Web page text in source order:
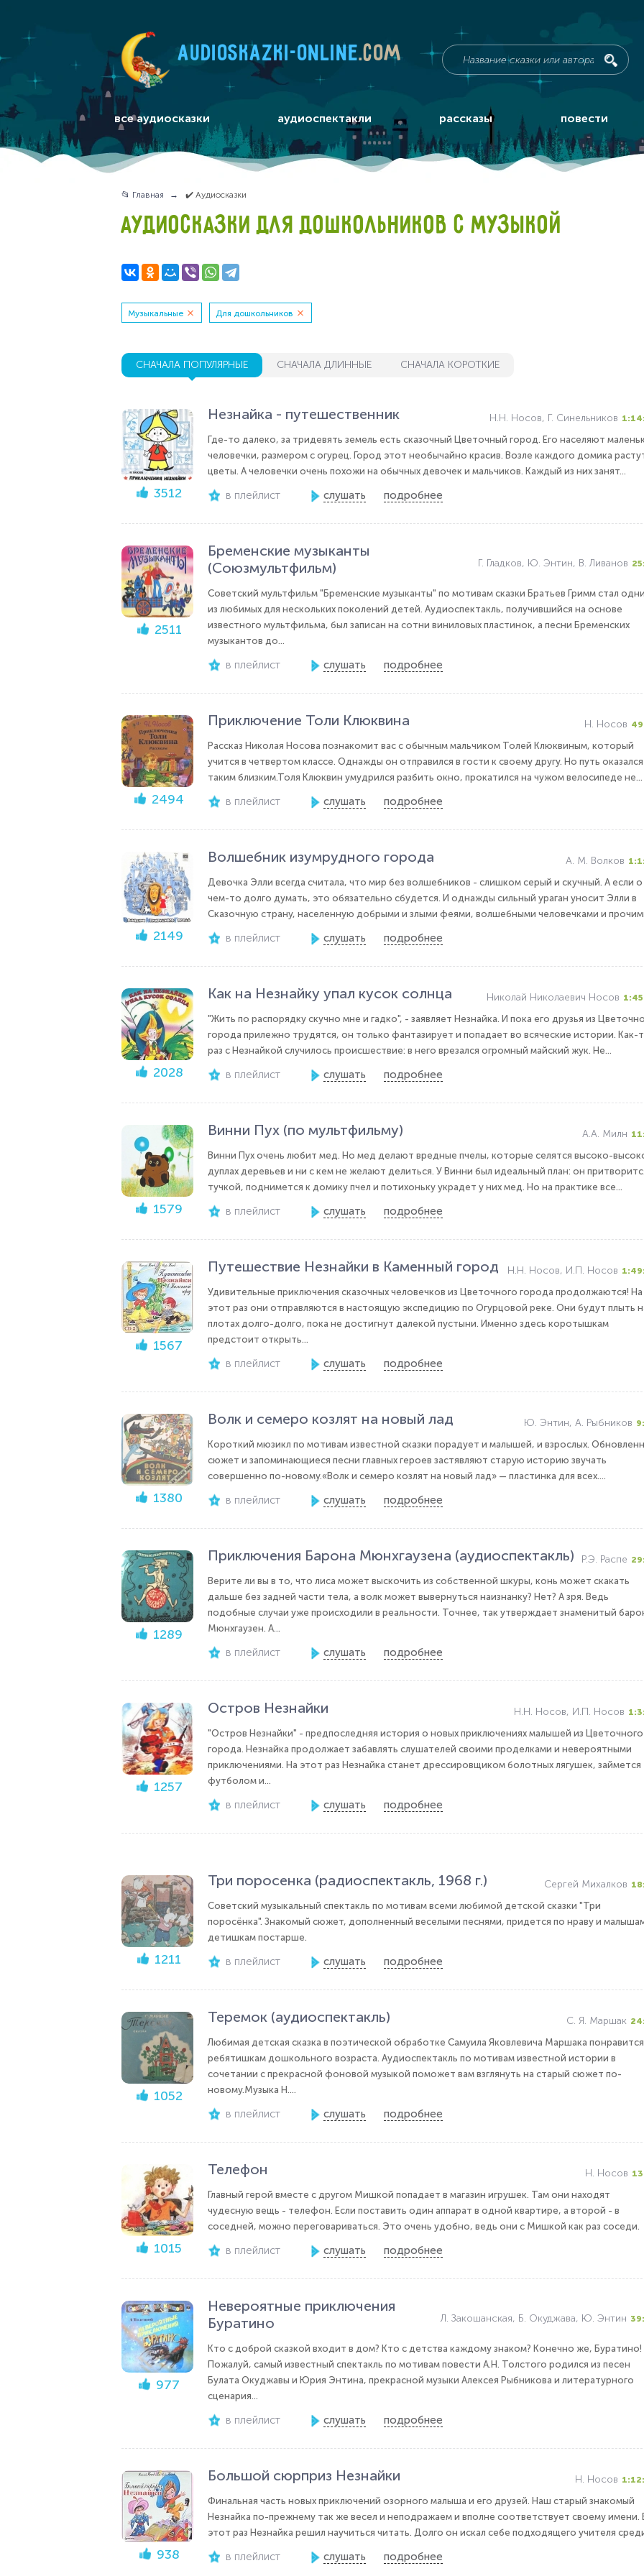
audioskazki-online.com
все аудиосказки аудиоспектакли рассказы повести
📂 Главная ✔️ Аудиосказки
АУДИОСКАЗКИ ДЛЯ ДОШКОЛЬНИКОВ С МУЗЫКОЙ
Музыкальные Для дошкольников
СНАЧАЛА ПОПУЛЯРНЫЕ СНАЧАЛА ДЛИННЫЕ СНАЧАЛА КОРОТКИЕ
3512
Незнайка - путешественник Н.Н. Носов, Г. Синельников
Где-то далеко, за тридевять земель есть сказочный Цветочный город. Его населяют
человечки, размером с огурец. Город этот необычайно красив. Возле каждого домика
цветы. А человечки очень похожи на обычных девочек и мальчиков. Каждый из них занят...
в плейлист слушать подробнее
2511
Бременские музыканты
(Союзмультфильм)
Г. Гладков, Ю. Энтин, В. Ливанов
Советский мультфильм "Бременские музыканты" по мотивам сказки Братьев Гримм стал
из любимых для нескольких поколений детей. Аудиоспектакль, получившийся на основе
известного мультфильма, был записан на сотни виниловых пластинок, а песни Бременских
музыкантов до...
в плейлист слушать подробнее
2494
Приключение Толи Клюквина Н. Носов
Рассказ Николая Носова познакомит вас с обычным мальчиком Толей Клюквиным, который
учится в четвертом классе. Однажды он отправился в гости к своему другу. Но путь
таким близким.Толя Клюквин умудрился разбить окно, прокатился на чужом велосипеде не...
в плейлист слушать подробнее
2149
Волшебник изумрудного города А. М. Волков
Девочка Элли всегда считала, что мир без волшебников - слишком серый и скучный. А если о
чем-то долго думать, это обязательно сбудется. И однажды сильный ураган уносит Элли в
Сказочную страну, населенную добрыми и злыми феями, волшебными человечками и
в плейлист слушать подробнее
2028
Как на Незнайку упал кусок солнца Николай Николаевич Носов
"Жить по распорядку скучно мне и гадко", - заявляет Незнайка. И пока его друзья из
города прилежно трудятся, он только фантазирует и попадает во всяческие истории. Как-
раз с Незнайкой случилось происшествие: в него врезался огромный майский жук. Не...
в плейлист слушать подробнее
1579
Винни Пух (по мультфильму) А.А. Милн
Винни Пух очень любит мед. Но мед делают вредные пчелы, которые селятся высоко-
дуплах деревьев и ни с кем не желают делиться. У Винни был идеальный план: он
тучкой, поднимется к домику пчел и потихоньку украдет у них мед. Но на практике все...
в плейлист слушать подробнее
1567
Путешествие Незнайки в Каменный город Н.Н. Носов, И.П. Носов
Удивительные приключения сказочных человечков из Цветочного города продолжаются! На
этот раз они отправляются в настоящую экспедицию по Огурцовой реке. Они будут плыть
плотах долго-долго, пока не достигнут далекой пустыни. Именно здесь коротышкам
предстоит открыть...
в плейлист слушать подробнее
1380
Волк и семеро козлят на новый лад Ю. Энтин, А. Рыбников
Короткий мюзикл по мотивам известной сказки порадует и малышей, и взрослых.
сюжет и запоминающиеся песни главных героев застявляют старую историю звучать
совершенно по-новому.«Волк и семеро козлят на новый лад» — пластинка для всех....
в плейлист слушать подробнее
1289
Приключения Барона Мюнхгаузена (аудиоспектакль) Р.Э. Распе
Верите ли вы в то, что лиса может выскочить из собственной шкуры, конь может скакать
дальше без задней части тела, а волк может вывернуться наизнанку? Нет? А зря. Ведь
подобные случаи уже происходили в реальности. Точнее, так утверждает знаменитый
Мюнхгаузен. А...
в плейлист слушать подробнее
1257
Остров Незнайки Н.Н. Носов, И.П. Носов
"Остров Незнайки" - предпоследняя история о новых приключениях малышей из Цветочного
города. Незнайка продолжает забавлять слушателей своими проделками и невероятными
приключениями. На этот раз Незнайка станет дрессировщиком болотных лягушек, займется
футболом и...
в плейлист слушать подробнее
1211
Три поросенка (радиоспектакль, 1968 г.) Сергей Михалков
Советский музыкальный спектакль по мотивам всеми любимой детской сказки "Три
поросёнка". Знакомый сюжет, дополненный веселыми песнями, придется по нраву и
детишкам постарше.
в плейлист слушать подробнее
1052
Теремок (аудиоспектакль) С. Я. Маршак
Любимая детская сказка в поэтической обработке Самуила Яковлевича Маршака понравится
ребятишкам дошкольного возраста. Аудиоспектакль по мотивам известной истории в
сочетании с прекрасной фоновой музыкой поможет вам взглянуть на старый сюжет по-
новому.Музыка Н....
в плейлист слушать подробнее
1015
Телефон Н. Носов
Главный герой вместе с другом Мишкой попадает в магазин игрушек. Там они находят
чудесную вещь - телефон. Если поставить один аппарат в одной квартире, а второй - в
соседней, можно переговариваться. Это очень удобно, ведь они с Мишкой как раз соседи.
в плейлист слушать подробнее
977
Невероятные приключения
Буратино
Л. Закошанская, Б. Окуджава, Ю. Энтин
Кто с доброй сказкой входит в дом? Кто с детства каждому знаком? Конечно же, Буратино!
Пожалуй, самый известный спектакль по мотивам повести А.Н. Толстого родился из песен
Булата Окуджавы и Юрия Энтина, прекрасной музыки Алексея Рыбникова и литературного
сценария...
в плейлист слушать подробнее
938
Большой сюрприз Незнайки Н. Носов
Финальная часть новых приключений озорного малыша и его друзей. Наш старый знакомый
Незнайка по-прежнему так же весел и неподражаем и вполне соответствует своему имени.
этот раз Незнайка решил научиться читать. Долго он искал себе подходящего учителя
в плейлист слушать подробнее